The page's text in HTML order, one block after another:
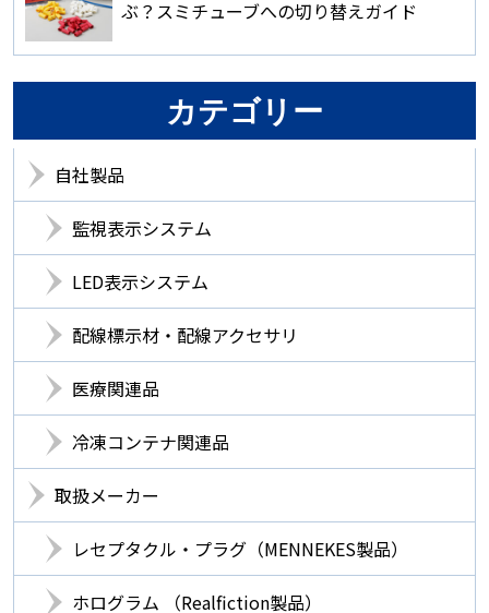
ぶ？スミチューブへの切り替えガイド
カテゴリー
自社製品
監視表示システム
LED表示システム
配線標示材・配線アクセサリ
医療関連品
冷凍コンテナ関連品
取扱メーカー
レセプタクル・プラグ（MENNEKES製品）
ホログラム （Realfiction製品）